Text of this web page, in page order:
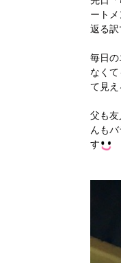
ート
返る
毎日
なく
て見
父も
んも
す